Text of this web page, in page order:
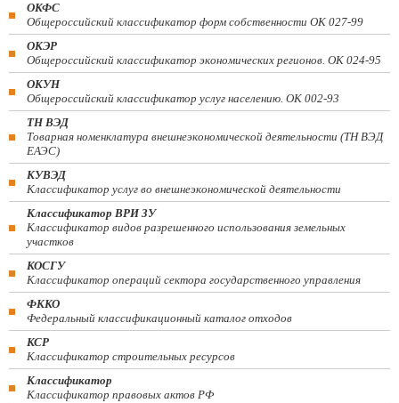
ОКФС
Общероссийский классификатор форм собственности ОК 027-99
ОКЭР
Общероссийский классификатор экономических регионов. ОК 024-95
ОКУН
Общероссийский классификатор услуг населению. ОК 002-93
ТН ВЭД
Товарная номенклатура внешнеэкономической деятельности (ТН ВЭД
ЕАЭС)
КУВЭД
Классификатор услуг во внешнеэкономической деятельности
Классификатор ВРИ ЗУ
Классификатор видов разрешенного использования земельных
участков
КОСГУ
Классификатор операций сектора государственного управления
ФККО
Федеральный классификационный каталог отходов
КСР
Классификатор строительных ресурсов
Классификатор
Классификатор правовых актов РФ